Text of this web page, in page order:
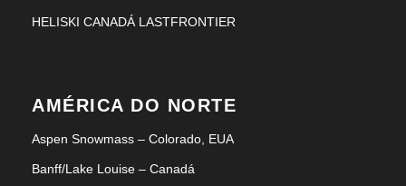
HELISKI CANADÁ LASTFRONTIER
AMÉRICA DO NORTE
Aspen Snowmass – Colorado, EUA
Banff/Lake Louise – Canadá